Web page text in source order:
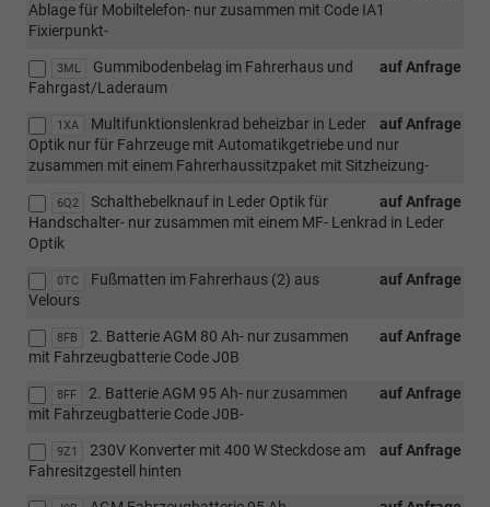
Ablage für Mobiltelefon- nur zusammen mit Code IA1
Fixierpunkt-
3ML auf Anfrage
Gummibodenbelag im Fahrerhaus und
Fahrgast/Laderaum
1XA auf Anfrage
Multifunktionslenkrad beheizbar in Leder
Optik nur für Fahrzeuge mit Automatikgetriebe und nur
zusammen mit einem Fahrerhaussitzpaket mit Sitzheizung-
6Q2 auf Anfrage
Schalthebelknauf in Leder Optik für
Handschalter- nur zusammen mit einem MF- Lenkrad in Leder
Optik
0TC auf Anfrage
Fußmatten im Fahrerhaus (2) aus
Velours
8FB auf Anfrage
2. Batterie AGM 80 Ah- nur zusammen
mit Fahrzeugbatterie Code J0B
8FF auf Anfrage
2. Batterie AGM 95 Ah- nur zusammen
mit Fahrzeugbatterie Code J0B-
9Z1 auf Anfrage
230V Konverter mit 400 W Steckdose am
Fahresitzgestell hinten